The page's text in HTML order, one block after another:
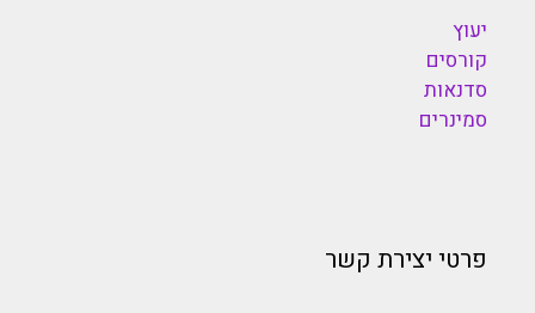
יעוץ
קורסים
סדנאות
סמינרים
פרטי יצירת קשר